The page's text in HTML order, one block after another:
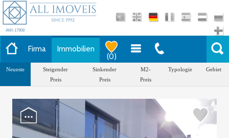
AMI-17908
Firma
Immobilien
(0)
Neueste
Steigender
Preis
Sinkender
Preis
M2-
Preis
Typologie Gebiet